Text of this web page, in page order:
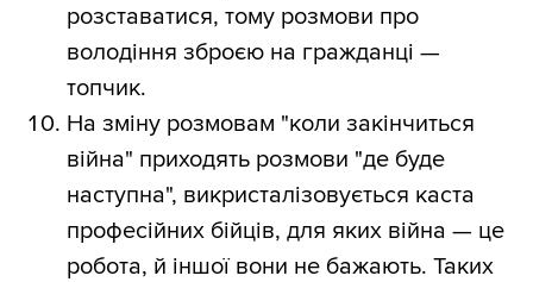
розставатися, тому розмови про
володіння зброєю на гражданці —
топчик.
На зміну розмовам "коли закінчиться
війна" приходять розмови "де буде
наступна", викристалізовується каста
професійних бійців, для яких війна — це
робота, й іншої вони не бажають. Таких